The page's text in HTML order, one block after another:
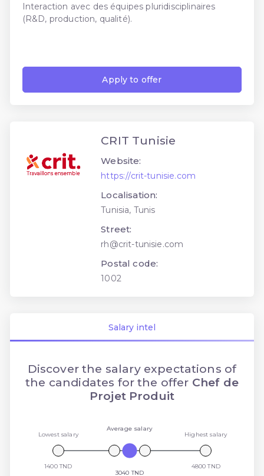
Interaction avec des équipes pluridisciplinaires
(R&D, production, qualité).
Apply to offer
CRIT Tunisie
Website:
https://crit-tunisie.com
Localisation:
Tunisia, Tunis
Street:
rh@crit-tunisie.com
Postal code:
1002
Salary intel
Discover the salary expectations of
the candidates for the offer Chef de
Projet Produit
Lowest salary
1400 TND
Average salary
3040 TND
Highest salary
4800 TND